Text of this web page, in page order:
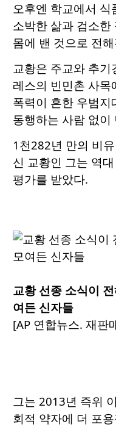
오후엔 학교에서 식
소박한 삶과 검소한
몸에 밴 것으로 전
교황은 주교와 추기
레스의 빈민촌 사
폭력이 흔한 우범
동행하는 사람 없이
1천282년 만의 비
신 교황인 그는 역
평가를 받았다.
교황 선종 소식이
여든 신자들
[AP 연합뉴스. 재판
그는 2013년 즉위
회적 약자에 더 포